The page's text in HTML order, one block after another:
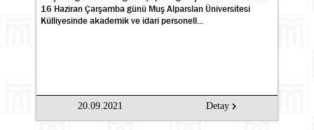
16 Haziran Çarşamba günü Muş Alparslan Üniversitesi
Külliyesinde akademik ve idari personell...
20.09.2021 Detay